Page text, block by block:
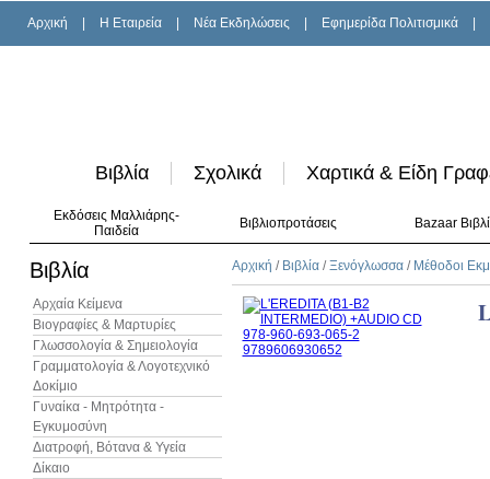
Αρχική H Εταιρεία Νέα Εκδηλώσεις Εφημερίδα Πολιτισμικά
Βιβλία Σχολικά Χαρτικά & Είδη
Εκδόσεις Μαλλιάρης-
Παιδεία
Βιβλιοπροτάσεις Bazaar
Βιβλία
Αρχαία Κείμενα
Βιογραφίες & Μαρτυρίες
Γλωσσολογία & Σημειολογία
Γραμματολογία & Λογοτεχνικό
Δοκίμιο
Γυναίκα - Μητρότητα -
Εγκυμοσύνη
Διατροφή, Βότανα & Υγεία
Δίκαιο
Αρχική / Βιβλία /Ξενόγλωσσα / Μέθοδοι